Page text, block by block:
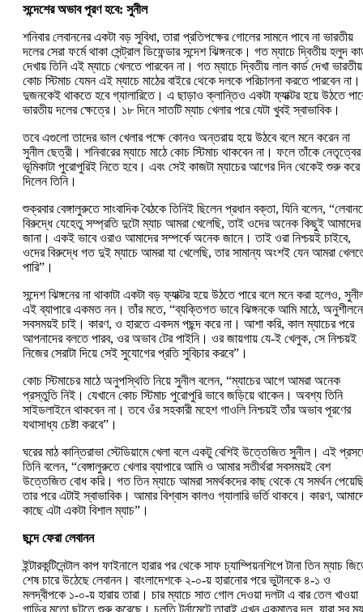
সন্দেশের অভাব পূরণ হবে: সুনীল
শনিবার লেবাননের একটা বড় সুবিধা, তারা প্রতিপক্ষের গোলের সামনে পাবে না ভারতীয়
দলের সেরা ফর্মে থাকা সেন্ট্রাল ডিফেন্ডার সন্দেশ ঝিঙ্গনকে। গত ম্যাচে দ্বিতীয় হলুদ
দেখায় তিনি এই ম্যাচে খেলতে পারবেন না। গত ম্যাচে দ্বিতীয় লাল কার্ড দেখা ভারতীয়
কোচ স্টিমাচ যেমন এই ম্যাচে মাঠের বাইরে থেকে দলকে পরিচালনা করতে পারবেন না।
দুজনকেই থাকতে হবে গ্যালারিতে। এ ছাড়াও ক্লান্তিও একটা ফ্যাক্টর হয়ে উঠতে
ভারতীয় দলের ক্ষেত্রে। ১৮ দিনে সাতটি ম্যাচ খেলার পরে যেটা খুবই স্বাভাবিক।
তবে এগুলো তাদের ভাল খেলার পক্ষে কোনও অন্তরায় হয়ে উঠবে বলে মনে করেন না
সুনীল ছেত্রী। শনিবারের ম্যাচে মাঠে কোচ স্টিমাচ থাকবেন না। ফলে তাঁকে নেতৃত্বের
ভূমিকাটা পুরোপুরিই নিতে হবে। এবং সেই কাজটা ম্যাচের আগের দিন থেকেই শুরু করে
দিলেন তিনি।
শুক্রবার বেঙ্গালুরুতে সাংবাদিক বৈঠকে তিনিই ছিলেন প্রধান বক্তা, যিনি বলেন,
বিরুদ্ধে যেহেতু সম্প্রতি দুটো ম্যাচ আমরা খেলেছি, তাই ওদের অনেক কিছুই আমাদের
জানা। একই ভাবে ওরাও আমাদের সম্পর্কে অনেক জানে। তাই ওরা নিশ্চয়ই চাইবে,
ওদের বিরুদ্ধে গত দুই ম্যাচে আমরা যা খেলেছি, তার সামান্য অংশই যেন আমরা
পারি”।
সন্দেশ ঝিঙ্গনের না থাকাটা একটা বড় ফ্যাক্টর হয়ে উঠতে পারে বলে মনে করা হলেও,
এই ব্যাপারে একমত নন। তাঁর মতে, “ব্যক্তিগত ভাবে ঝিঙ্গনকে আমি মাঠে, অনুশীলনে
সবসময়ই চাই। কারণ, ও হারতে একদম পছন্দ করে না। আশা করি, কাল ম্যাচের পরে
আপনাদের বলতে পারব, ওর অভাব টের পাইনি। ওর জায়গায় যে-ই খেলুক, সে নিশ্চয়ই
নিজের সেরাটা দিয়ে সেই সুযোগের প্রতি সুবিচার করবে”।
কোচ স্টিমাচের মাঠে অনুপস্থিতি নিয়ে সুনীল বলেন, “ম্যাচের আগে আমরা অনেক
প্রস্তুতি নিই। যেখানে কোচ স্টিমাচ পুরোপুরি ভাবে জড়িয়ে থাকেন। অবশ্য তিনি
সাইডলাইনে থাকবেন না। তবে ওঁর সহকারী মহেশ গাওলি নিশ্চয়ই তাঁর অভাব পূরণের
যথাসাধ্য চেষ্টা করবে”।
ঘরের মাঠ কান্তিরাভা স্টেডিয়ামে খেলা বলে একটু বেশিই উত্তেজিত সুনীল। এই
তিনি বলেন, “বেঙ্গালুরুতে খেলার ব্যাপারে আমি ও আমার সতীর্থরা সবসময়ই বেশ
উত্তেজিত বোধ করি। গত তিন ম্যাচে আমরা সমর্থকদের কাছ থেকে যে সমর্থন
তার পরে এটাই স্বাভাবিক। আমার বিশ্বাস কালও গ্যালারি ভর্তি থাকবে। কারণ,
কাছে এটা একটা বিশাল ম্যাচ”।
ছন্দে ফেরা লেবানন
ইন্টারকন্টিনেন্টাল কাপ ফাইনালে হারার পর থেকে সাফ চ্যাম্পিয়নশিপে টানা তিন ম্যাচ
শেষ চারে উঠেছে লেবানন। বাংলাদেশকে ২-০-য় হারানোর পরে ভুটানকে ৪-১ ও
মলদ্বীপকে ১-০-য় হারায় তারা। চার ম্যাচে সাত গোল দেওয়া দলটা এ বার তেল খাওয়া